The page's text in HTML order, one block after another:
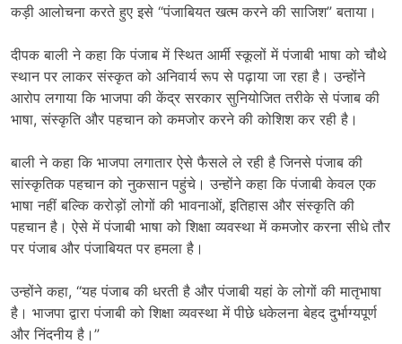
कड़ी आलोचना करते हुए इसे “पंजाबियत खत्म करने की साजिश” बताया।
दीपक बाली ने कहा कि पंजाब में स्थित आर्मी स्कूलों में पंजाबी भाषा को चौथे
स्थान पर लाकर संस्कृत को अनिवार्य रूप से पढ़ाया जा रहा है। उन्होंने
आरोप लगाया कि भाजपा की केंद्र सरकार सुनियोजित तरीके से पंजाब की
भाषा,संस्कृति और पहचान को कमजोर करने की कोशिश कर रही है।
बाली ने कहा कि भाजपा लगातार ऐसे फैसले ले रही है जिनसे पंजाब की
सांस्कृतिक पहचान को नुकसान पहुंचे। उन्होंने कहा कि पंजाबी केवल एक
भाषा नहीं बल्कि करोड़ों लोगों की भावनाओं,इतिहास और संस्कृति की
पहचान है। ऐसे में पंजाबी भाषा को शिक्षा व्यवस्था में कमजोर करना सीधे तौर
पर पंजाब और पंजाबियत पर हमला है।
उन्होंने कहा, “यह पंजाब की धरती है और पंजाबी यहां के लोगों की मातृभाषा
है। भाजपा द्वारा पंजाबी को शिक्षा व्यवस्था में पीछे धकेलना बेहद दुर्भाग्यपूर्ण
और निंदनीय है।”